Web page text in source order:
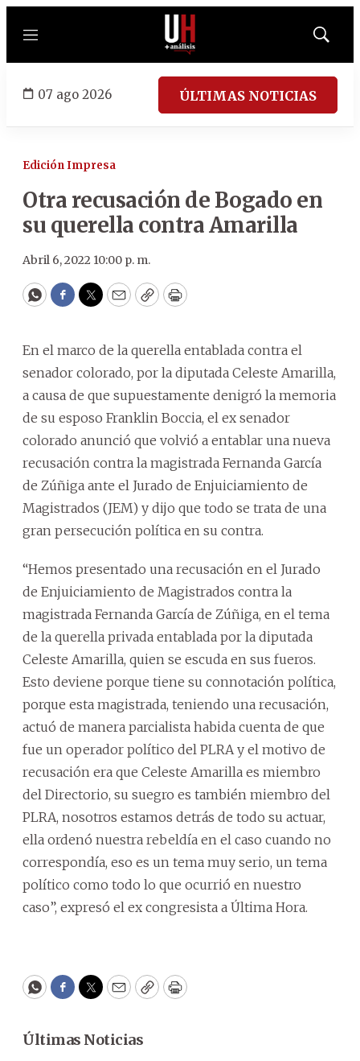
Menú
Mostrar
07 ago 2026 ÚLTIMAS NOTICIAS
Edición Impresa
Otra recusación de Bogado en
su querella contra Amarilla
Abril 6, 2022 10:00 p. m.
WhatsApp
Facebook
Twitter
EmailCopyPrint
En el marco de la querella entablada contra el
senador colorado, por la diputada Celeste Amarilla,
a causa de que supuestamente denigró la memoria
de su esposo Franklin Boccia, el ex senador
colorado anunció que volvió a entablar una nueva
recusación contra la magistrada Fernanda García
de Zúñiga ante el Jurado de Enjuiciamiento de
Magistrados (JEM) y dijo que todo se trata de una
gran persecución política en su contra.
“Hemos presentado una recusación en el Jurado
de Enjuiciamiento de Magistrados contra la
magistrada Fernanda García de Zúñiga, en el tema
de la querella privada entablada por la diputada
Celeste Amarilla, quien se escuda en sus fueros.
Esto deviene porque tiene su connotación política,
porque esta magistrada, teniendo una recusación,
actuó de manera parcialista habida cuenta de que
fue un operador político del PLRA y el motivo de
recusación era que Celeste Amarilla es miembro
del Directorio, su suegro es también miembro del
PLRA, nosotros estamos detrás de todo su actuar,
ella ordenó nuestra rebeldía en el caso cuando no
correspondía, eso es un tema muy serio, un tema
político como todo lo que ocurrió en nuestro
caso”, expresó el ex congresista a Última Hora.
WhatsApp
Facebook
Twitter
EmailCopyPrint
Últimas Noticias